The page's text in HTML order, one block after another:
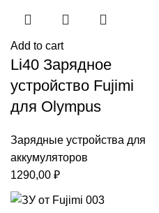
Add to cart
Li40 Зарядное
устройство Fujimi
для Olympus
Зарядные устройства для
аккумуляторов
1290,00 ₽